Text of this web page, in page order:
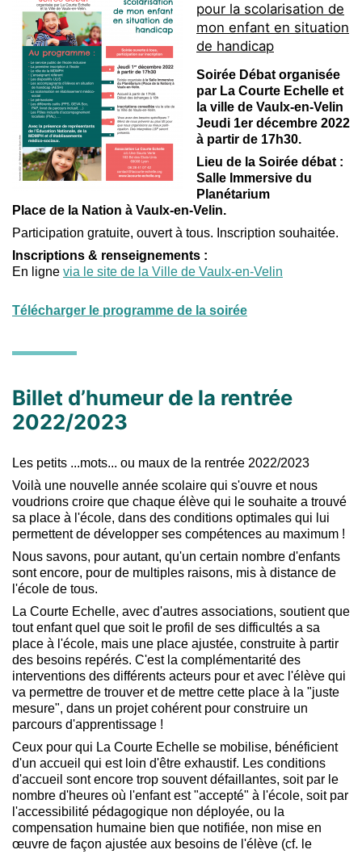
pour la scolarisation de
mon enfant en situation
de handicap
Soirée Débat organisée
par La Courte Echelle et
la ville de Vaulx-en-Velin
Jeudi 1er décembre 2022
à partir de 17h30.
Lieu de la Soirée débat :
Salle Immersive du
Planétarium
Place de la Nation à Vaulx-en-Velin.
Participation gratuite, ouvert à tous. Inscription souhaitée.
Inscriptions & renseignements :
En ligne via le site de la Ville de Vaulx-en-Velin
Télécharger le programme de la soirée
Billet d’humeur de la rentrée
2022/2023
Les petits ...mots... ou maux de la rentrée 2022/2023
Voilà une nouvelle année scolaire qui s'ouvre et nous
voudrions croire que chaque élève qui le souhaite a trouvé
sa place à l'école, dans des conditions optimales qui lui
permettent de développer ses compétences au maximum !
Nous savons, pour autant, qu'un certain nombre d'enfants
sont encore, pour de multiples raisons, mis à distance de
l'école de tous.
La Courte Echelle, avec d'autres associations, soutient que
tout enfant quel que soit le profil de ses difficultés a sa
place à l'école, mais une place ajustée, construite à partir
des besoins repérés. C'est la complémentarité des
interventions des différents acteurs pour et avec l'élève qui
va permettre de trouver et de mettre cette place à la "juste
mesure", dans un projet cohérent pour construire un
parcours d'apprentissage !
Ceux pour qui La Courte Echelle se mobilise, bénéficient
d'un accueil qui est loin d'être exhaustif. Les conditions
d'accueil sont encore trop souvent défaillantes, soit par le
nombre d'heures où l'enfant est "accepté" à l'école, soit par
l'accessibilité pédagogique non déployée, ou la
compensation humaine bien que notifiée, non mise en
œuvre de façon ajustée aux besoins de l'élève (cf. le